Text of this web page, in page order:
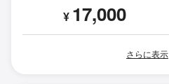
¥ 17,000
さらに表示